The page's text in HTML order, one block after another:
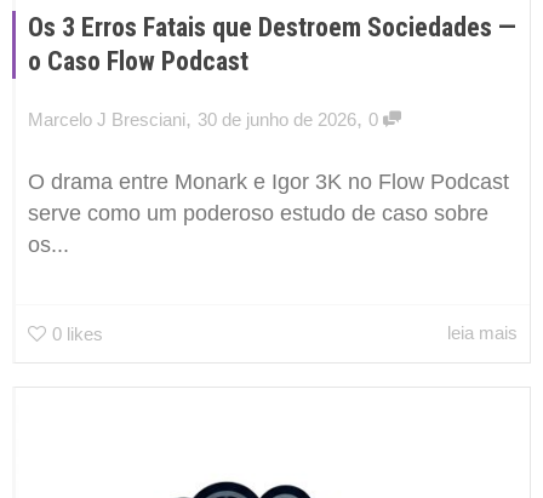
Os 3 Erros Fatais que Destroem Sociedades —
o Caso Flow Podcast
Marcelo J Bresciani, 30 de junho de 2026, 0
O drama entre Monark e Igor 3K no Flow Podcast
serve como um poderoso estudo de caso sobre
os...
0 likes leia mais